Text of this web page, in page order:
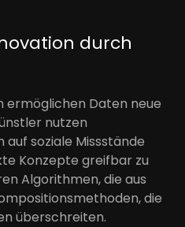
durch
ermöglichen Daten neue
nutzen
auf soziale Missstände
Konzepte greifbar zu
Algorithmen, die aus
die
überschreiten.